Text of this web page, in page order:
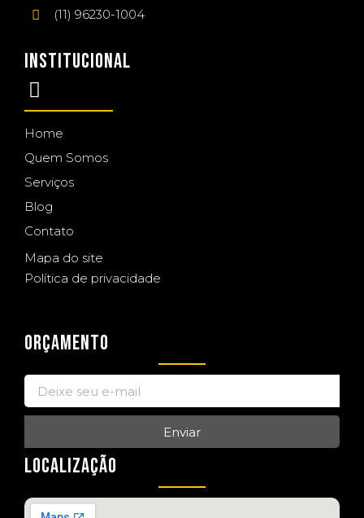
(11) 96230-1004
INSTITUCIONAL
Home
Quem Somos
Serviços
Blog
Contato
Mapa do site
Política de privacidade
ORÇAMENTO
Enviar
LOCALIZAÇÃO